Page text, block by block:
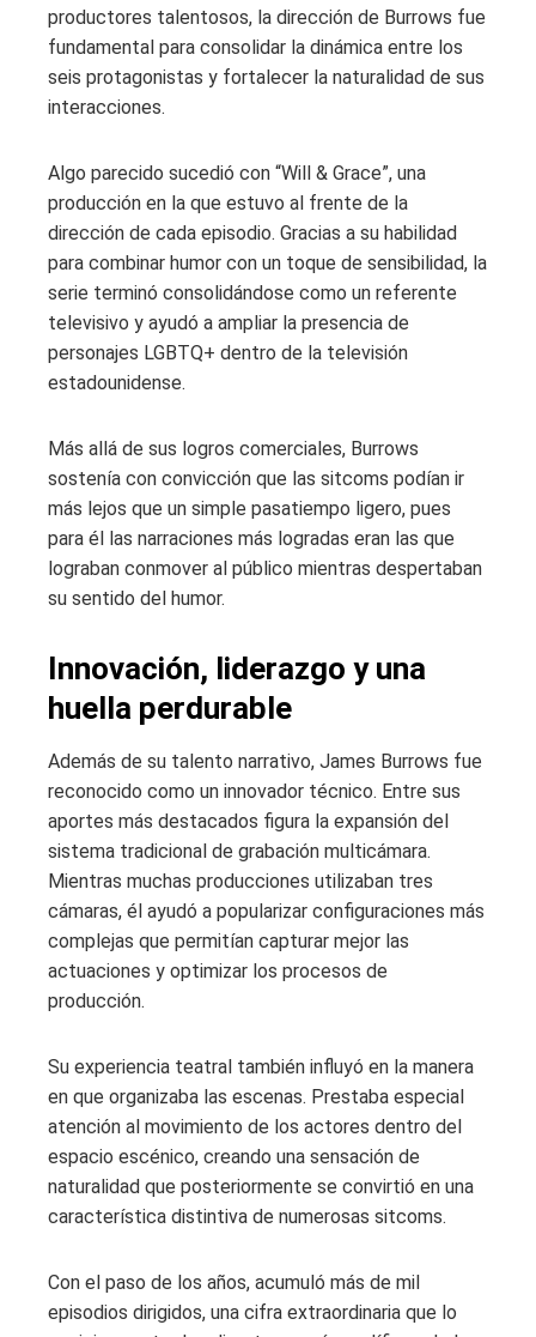
productores talentosos, la dirección de Burrows fue
fundamental para consolidar la dinámica entre los
seis protagonistas y fortalecer la naturalidad de sus
interacciones.
Algo parecido sucedió con “Will & Grace”, una
producción en la que estuvo al frente de la
dirección de cada episodio. Gracias a su habilidad
para combinar humor con un toque de sensibilidad, la
serie terminó consolidándose como un referente
televisivo y ayudó a ampliar la presencia de
personajes LGBTQ+ dentro de la televisión
estadounidense.
Más allá de sus logros comerciales, Burrows
sostenía con convicción que las sitcoms podían ir
más lejos que un simple pasatiempo ligero, pues
para él las narraciones más logradas eran las que
lograban conmover al público mientras despertaban
su sentido del humor.
Innovación, liderazgo y una
huella perdurable
Además de su talento narrativo, James Burrows fue
reconocido como un innovador técnico. Entre sus
aportes más destacados figura la expansión del
sistema tradicional de grabación multicámara.
Mientras muchas producciones utilizaban tres
cámaras, él ayudó a popularizar configuraciones más
complejas que permitían capturar mejor las
actuaciones y optimizar los procesos de
producción.
Su experiencia teatral también influyó en la manera
en que organizaba las escenas. Prestaba especial
atención al movimiento de los actores dentro del
espacio escénico, creando una sensación de
naturalidad que posteriormente se convirtió en una
característica distintiva de numerosas sitcoms.
Con el paso de los años, acumuló más de mil
episodios dirigidos, una cifra extraordinaria que lo